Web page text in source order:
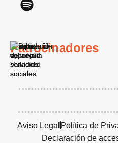
Patrocinadores
Aviso Legal Política de
Declaración de